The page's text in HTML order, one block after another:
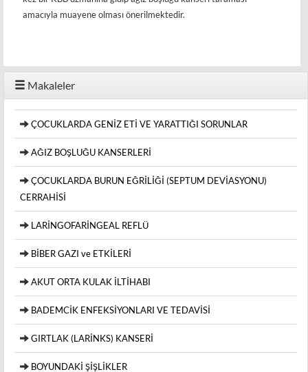
amacıyla muayene olması önerilmektedir.
Makaleler
ÇOCUKLARDA GENİZ ETİ VE YARATTIĞI SORUNLAR
AĞIZ BOŞLUĞU KANSERLERİ
ÇOCUKLARDA BURUN EĞRİLİĞİ (SEPTUM DEVİASYONU)
CERRAHİSİ
LARİNGOFARİNGEAL REFLÜ
BİBER GAZI ve ETKİLERİ
AKUT ORTA KULAK İLTİHABI
BADEMCİK ENFEKSİYONLARI VE TEDAVİSİ
GIRTLAK (LARİNKS) KANSERİ
BOYUNDAKİ ŞİŞLİKLER